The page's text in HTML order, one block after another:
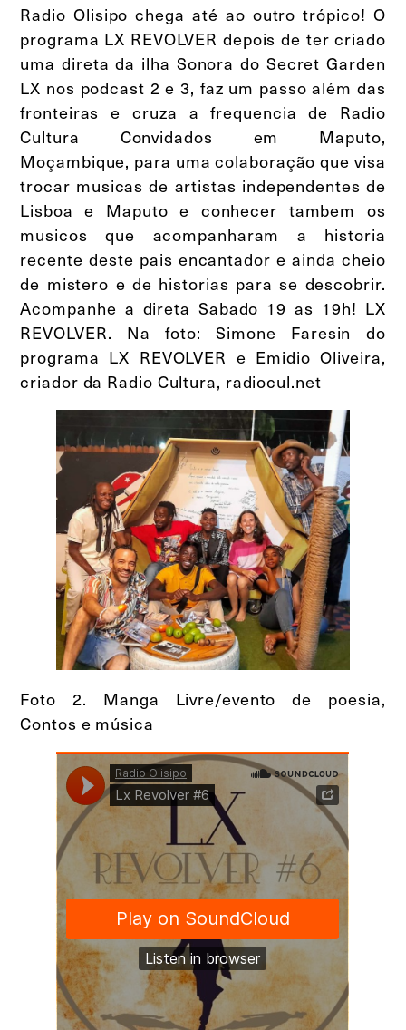
Radio Olisipo chega até ao outro trópico! O
programa LX REVOLVER depois de ter criado
uma direta da ilha Sonora do Secret Garden
LX nos podcast 2 e 3, faz um passo além das
fronteiras e cruza a frequencia de Radio
Cultura Convidados em Maputo,
Moçambique, para uma colaboração que visa
trocar musicas de artistas independentes de
Lisboa e Maputo e conhecer tambem os
musicos que acompanharam a historia
recente deste pais encantador e ainda cheio
de mistero e de historias para se descobrir.
Acompanhe a direta Sabado 19 as 19h! LX
REVOLVER. Na foto: Simone Faresin do
programa LX REVOLVER e Emidio Oliveira,
criador da Radio Cultura, radiocul.net
Foto 2. Manga Livre/evento de poesia,
Contos e música